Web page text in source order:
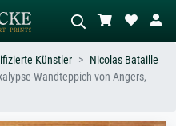
Künstler
Nicolas Bataille
Wandteppich von Angers,